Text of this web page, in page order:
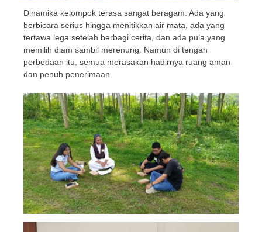
Dinamika kelompok terasa sangat beragam. Ada yang
berbicara serius hingga menitikkan air mata, ada yang
tertawa lega setelah berbagi cerita, dan ada pula yang
memilih diam sambil merenung. Namun di tengah
perbedaan itu, semua merasakan hadirnya ruang aman
dan penuh penerimaan.